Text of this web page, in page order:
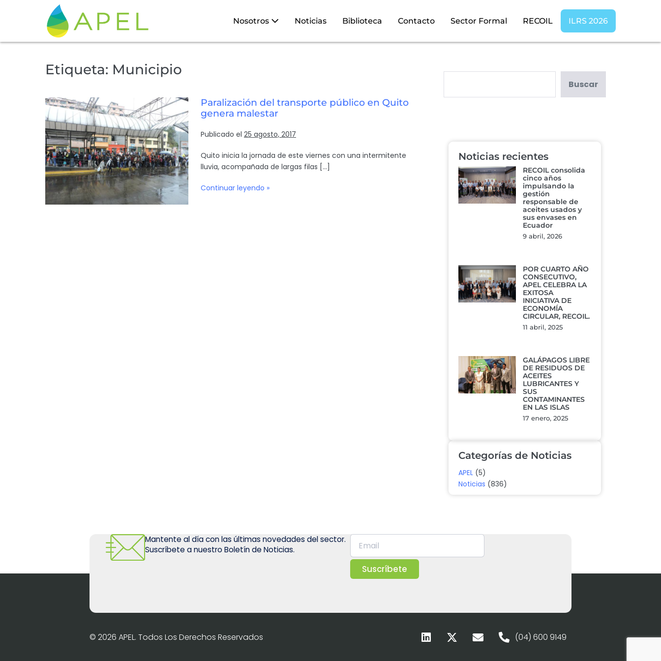
Nosotros Noticias Biblioteca Contacto Sector Formal RECOIL ILRS 2026
Etiqueta: Municipio
Paralización del transporte público en Quito
genera malestar
Publicado el 25 agosto, 2017
Quito inicia la jornada de este viernes con una intermitente
lluvia, acompañada de largas filas […]
Continuar leyendo »
Buscar
Noticias recientes
RECOIL consolida
cinco años
impulsando la
gestión
responsable de
aceites usados y
sus envases en
Ecuador
9 abril, 2026
POR CUARTO AÑO
CONSECUTIVO,
APEL CELEBRA LA
EXITOSA
INICIATIVA DE
ECONOMÍA
CIRCULAR, RECOIL.
11 abril, 2025
GALÁPAGOS LIBRE
DE RESIDUOS DE
ACEITES
LUBRICANTES Y
SUS
CONTAMINANTES
EN LAS ISLAS
17 enero, 2025
Categorías de Noticias
APEL(5)
Noticias (836)
Mantente al día con las últimas novedades del sector.
Suscríbete a nuestro Boletín de Noticias.
Suscríbete
© 2026 APEL. Todos Los Derechos Reservados (04) 600 9149